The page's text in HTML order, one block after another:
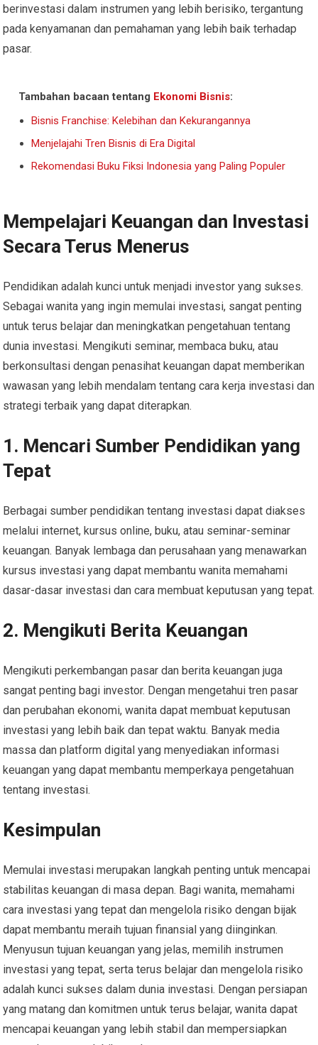
berinvestasi dalam instrumen yang lebih berisiko, tergantung
pada kenyamanan dan pemahaman yang lebih baik terhadap
pasar.
Tambahan bacaan tentang Ekonomi Bisnis:
Bisnis Franchise: Kelebihan dan Kekurangannya
Menjelajahi Tren Bisnis di Era Digital
Rekomendasi Buku Fiksi Indonesia yang Paling Populer
Mempelajari Keuangan dan Investasi
Secara Terus Menerus
Pendidikan adalah kunci untuk menjadi investor yang sukses.
Sebagai wanita yang ingin memulai investasi, sangat penting
untuk terus belajar dan meningkatkan pengetahuan tentang
dunia investasi. Mengikuti seminar, membaca buku, atau
berkonsultasi dengan penasihat keuangan dapat memberikan
wawasan yang lebih mendalam tentang cara kerja investasi dan
strategi terbaik yang dapat diterapkan.
1. Mencari Sumber Pendidikan yang
Tepat
Berbagai sumber pendidikan tentang investasi dapat diakses
melalui internet, kursus online, buku, atau seminar-seminar
keuangan. Banyak lembaga dan perusahaan yang menawarkan
kursus investasi yang dapat membantu wanita memahami
dasar-dasar investasi dan cara membuat keputusan yang tepat.
2. Mengikuti Berita Keuangan
Mengikuti perkembangan pasar dan berita keuangan juga
sangat penting bagi investor. Dengan mengetahui tren pasar
dan perubahan ekonomi, wanita dapat membuat keputusan
investasi yang lebih baik dan tepat waktu. Banyak media
massa dan platform digital yang menyediakan informasi
keuangan yang dapat membantu memperkaya pengetahuan
tentang investasi.
Kesimpulan
Memulai investasi merupakan langkah penting untuk mencapai
stabilitas keuangan di masa depan. Bagi wanita, memahami
cara investasi yang tepat dan mengelola risiko dengan bijak
dapat membantu meraih tujuan finansial yang diinginkan.
Menyusun tujuan keuangan yang jelas, memilih instrumen
investasi yang tepat, serta terus belajar dan mengelola risiko
adalah kunci sukses dalam dunia investasi. Dengan persiapan
yang matang dan komitmen untuk terus belajar, wanita dapat
mencapai keuangan yang lebih stabil dan mempersiapkan